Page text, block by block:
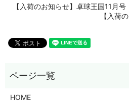
【入荷のお知らせ】卓球王国11月号
【入荷
HOME